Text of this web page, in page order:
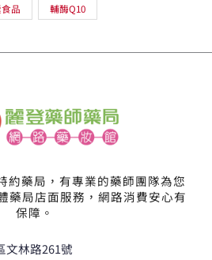
品 輔酶Q10
約藥局，有專業的藥師團隊為您
藥局店面服務，網路消費安心有
保障。
文林路261號